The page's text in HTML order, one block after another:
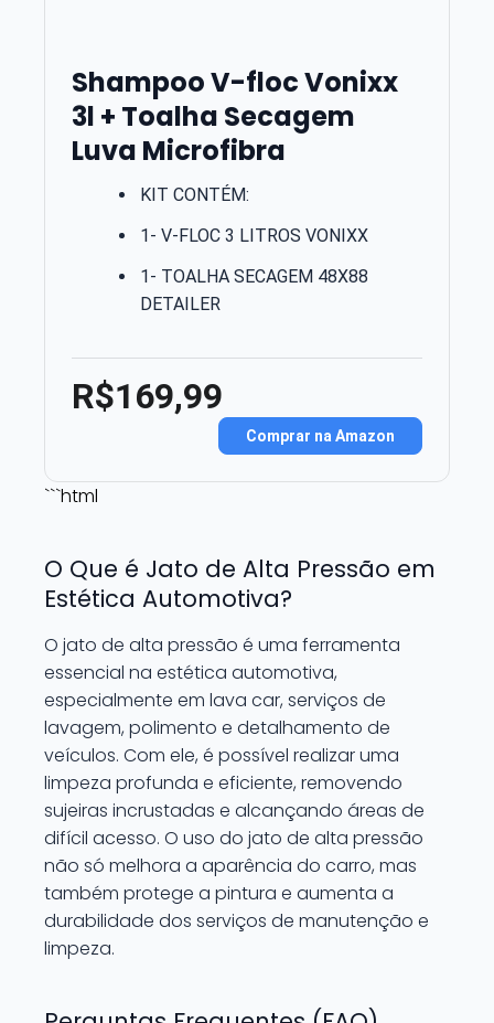
Shampoo V-floc Vonixx
3l + Toalha Secagem
Luva Microfibra
KIT CONTÉM:
1- V-FLOC 3 LITROS VONIXX
1- TOALHA SECAGEM 48X88
DETAILER
R$169,99
Comprar na Amazon
```html
O Que é Jato de Alta Pressão em
Estética Automotiva?
O jato de alta pressão é uma ferramenta
essencial na estética automotiva,
especialmente em lava car, serviços de
lavagem, polimento e detalhamento de
veículos. Com ele, é possível realizar uma
limpeza profunda e eficiente, removendo
sujeiras incrustadas e alcançando áreas de
difícil acesso. O uso do jato de alta pressão
não só melhora a aparência do carro, mas
também protege a pintura e aumenta a
durabilidade dos serviços de manutenção e
limpeza.